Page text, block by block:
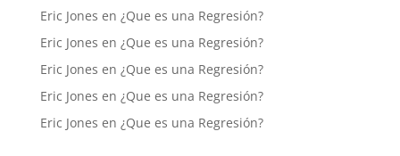
Eric Jones en ¿Que es una Regresión?
Eric Jones en ¿Que es una Regresión?
Eric Jones en ¿Que es una Regresión?
Eric Jones en ¿Que es una Regresión?
Eric Jones en ¿Que es una Regresión?